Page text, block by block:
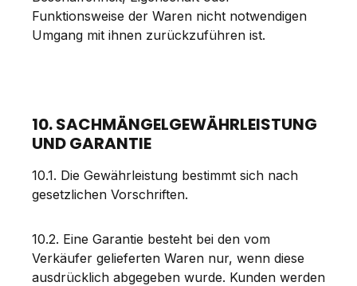
Funktionsweise der Waren nicht notwendigen
Umgang mit ihnen zurückzuführen ist.
10. SACHMÄNGELGEWÄHRLEISTUNG
UND GARANTIE
10.1. Die Gewährleistung bestimmt sich nach
gesetzlichen Vorschriften.
10.2. Eine Garantie besteht bei den vom
Verkäufer gelieferten Waren nur, wenn diese
ausdrücklich abgegeben wurde. Kunden werden